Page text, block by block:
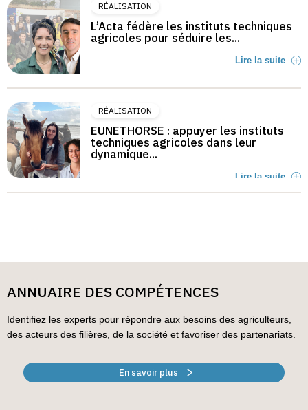
RÉALISATION
L’Acta fédère les instituts techniques
agricoles pour séduire les...
Lire la suite
RÉALISATION
EUNETHORSE : appuyer les instituts
techniques agricoles dans leur
dynamique...
Lire la suite
ANNUAIRE DES COMPÉTENCES
Identifiez les experts pour répondre aux besoins des agriculteurs,
des acteurs des filières, de la société et favoriser des partenariats.
En savoir plus